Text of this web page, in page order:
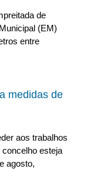
de
(EM)
entre
medidas de
aos trabalhos
esteja
agosto,